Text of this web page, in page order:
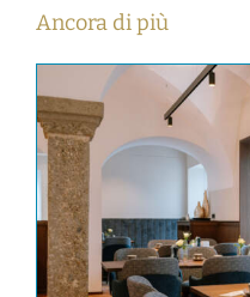
Ancora di più